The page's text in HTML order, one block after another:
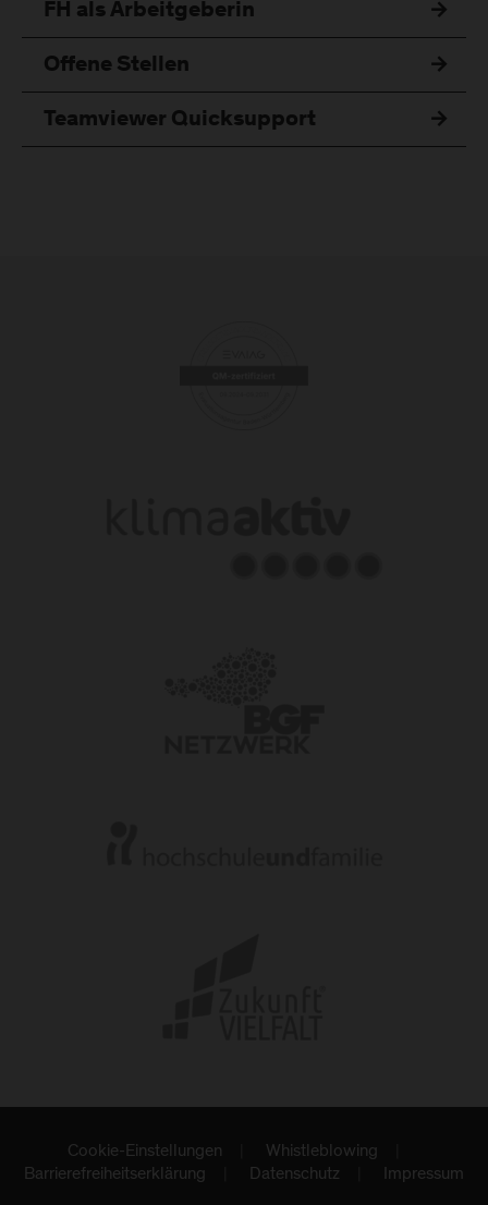
FH als Arbeitgeberin
Offene Stellen
Teamviewer Quicksupport
Cookie-Einstellungen
Whistleblowing
Barrierefreiheitserklärung
Datenschutz Impressum